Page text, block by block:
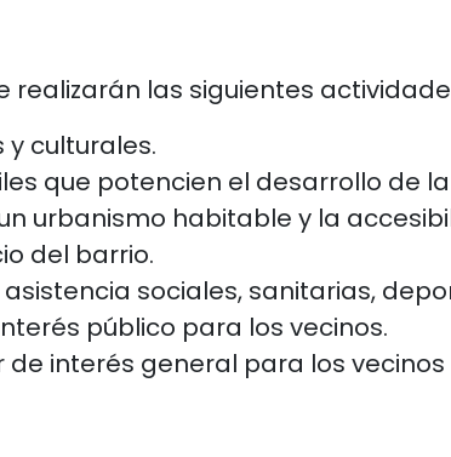
realizarán las siguientes
culturales.
que potencien el desarrollo de
urbanismo habitable y la
del barrio.
sociales, sanitarias,
público para los vecinos.
interés general para los vecinos